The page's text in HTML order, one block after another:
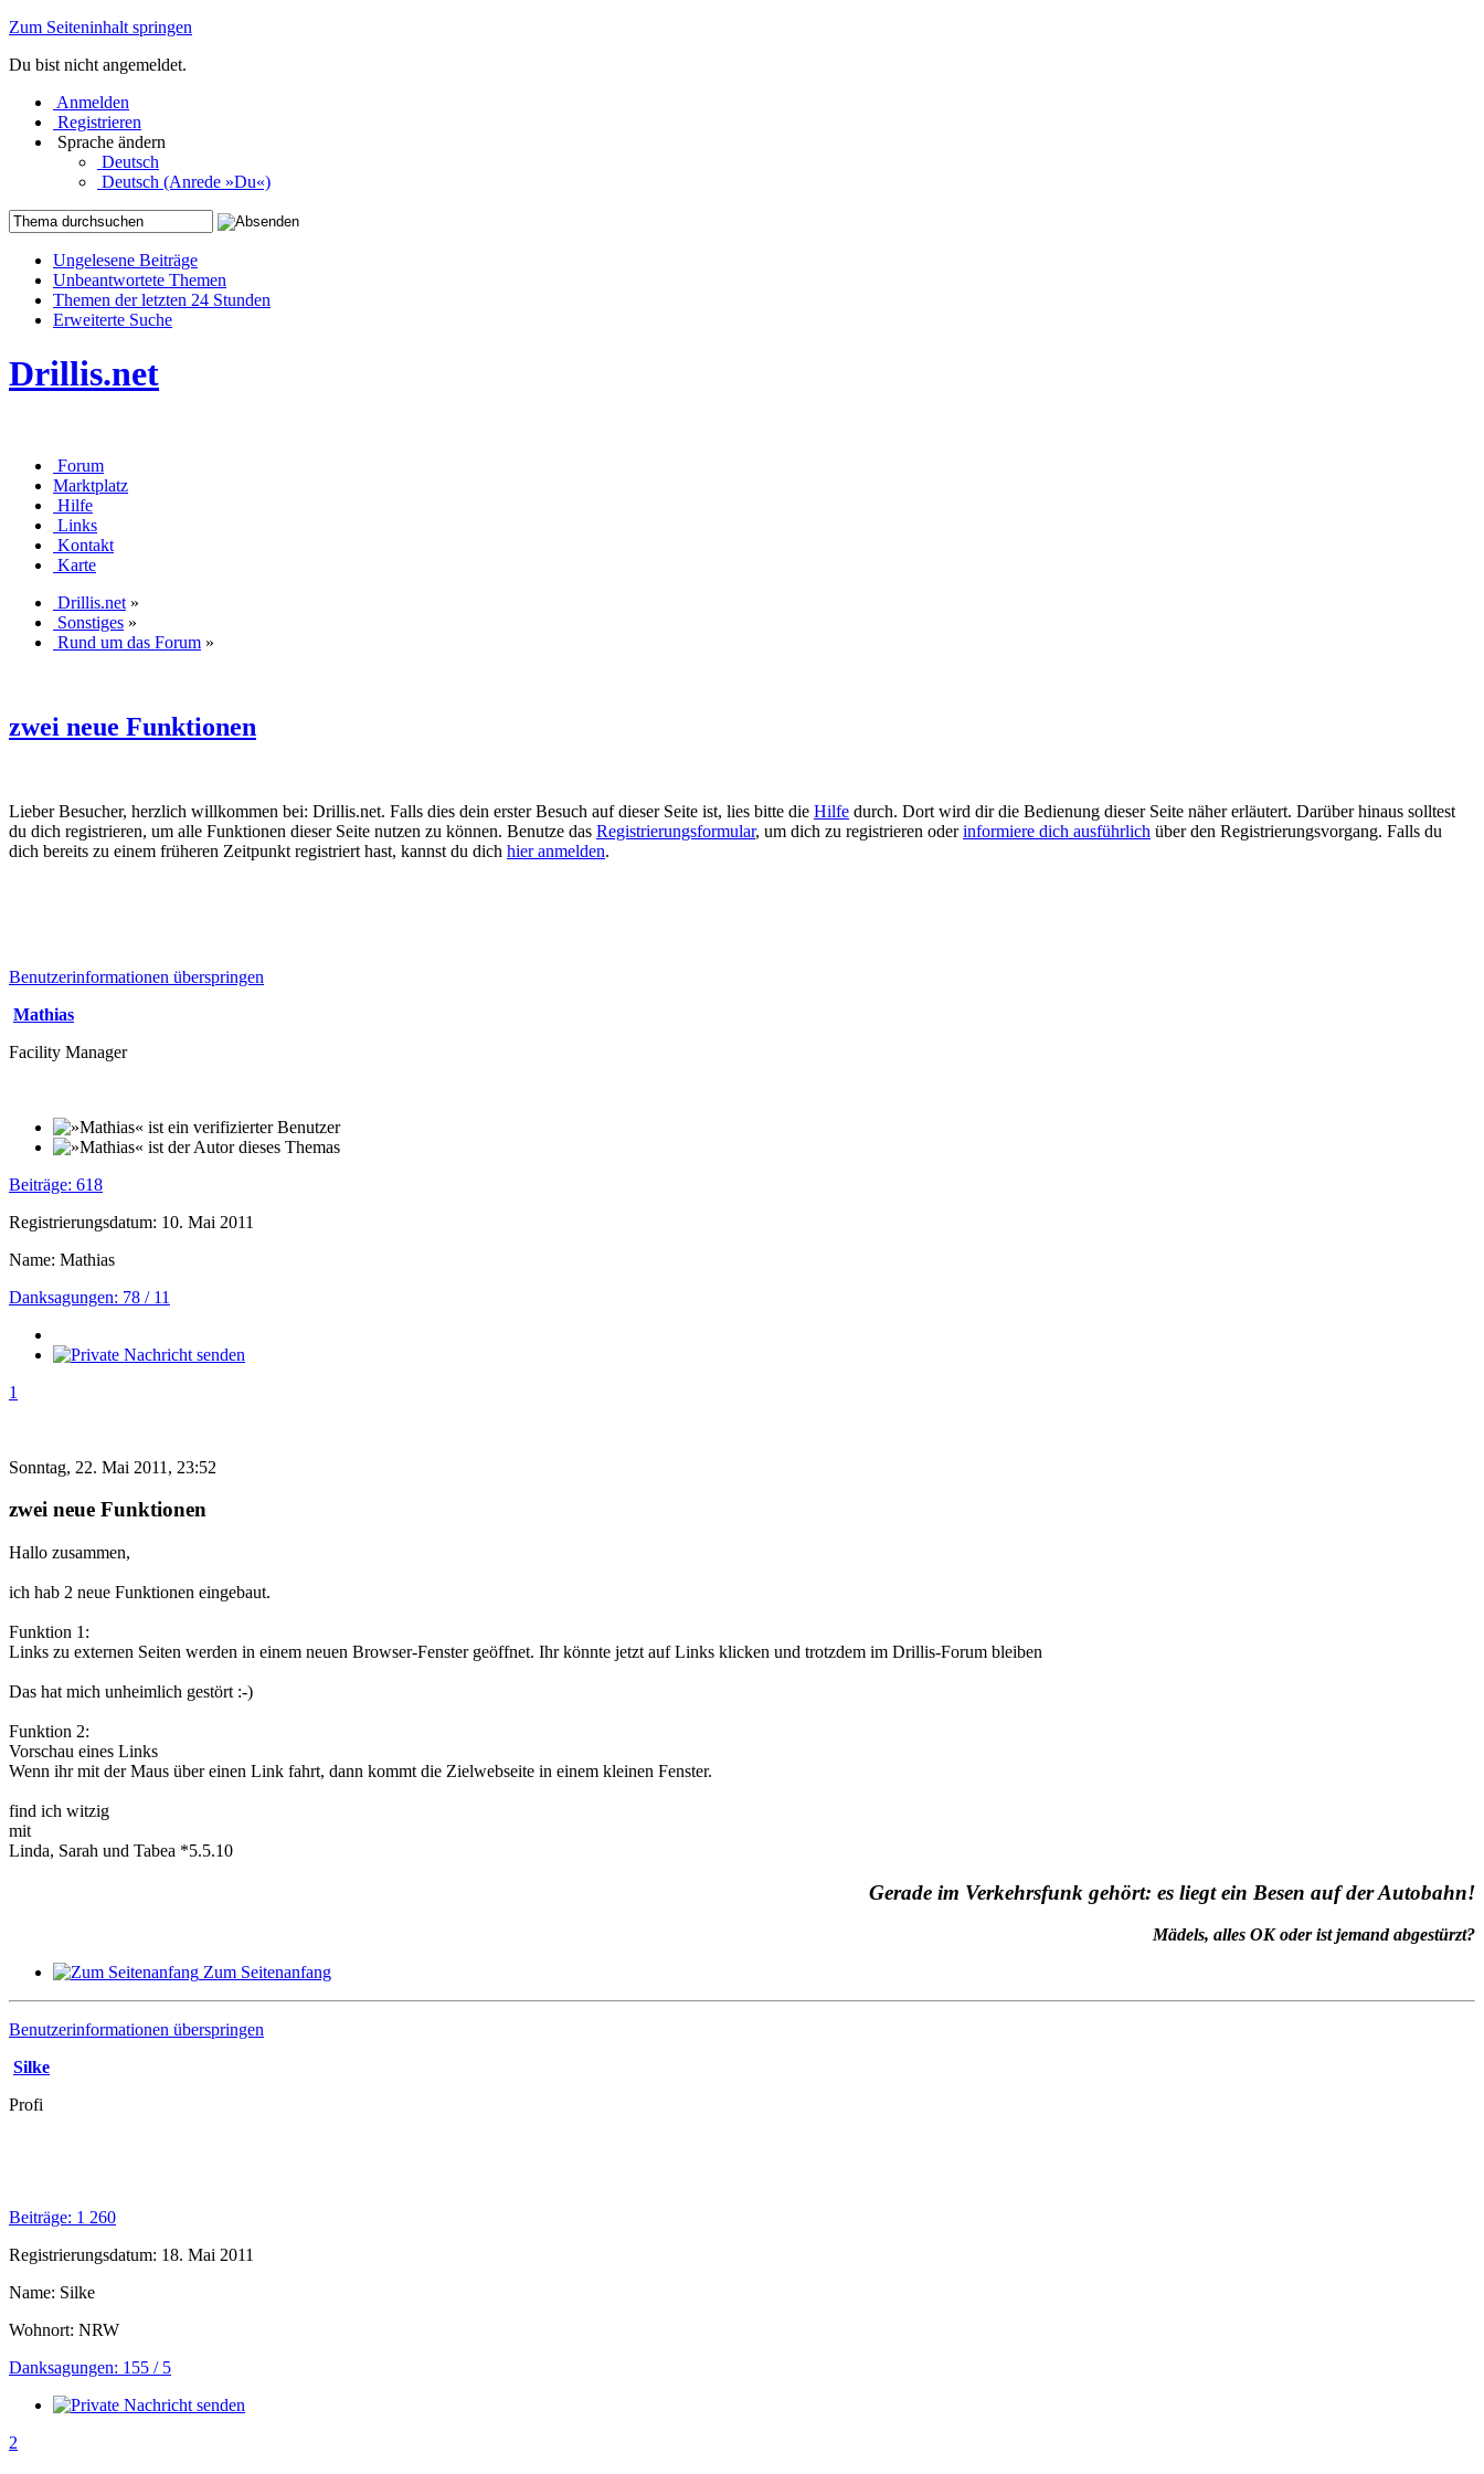
Zum Seiteninhalt springen
Du bist nicht angemeldet.
Anmelden
Registrieren
Sprache ändern
Deutsch
Deutsch (Anrede »Du«)
Ungelesene Beiträge
Unbeantwortete Themen
Themen der letzten 24 Stunden
Erweiterte Suche
Drillis.net
Forum
Marktplatz
Hilfe
Links
Kontakt
Karte
Drillis.net »
Sonstiges »
Rund um das Forum »
zwei neue Funktionen
Lieber Besucher, herzlich willkommen bei: Drillis.net. Falls dies dein erster Besuch auf dieser Seite ist, lies bitte die Hilfe durch. Dort wird dir die Bedienung dieser Seite näher erläutert. Darüber hinaus solltest
du dich registrieren, um alle Funktionen dieser Seite nutzen zu können. Benutze das Registrierungsformular, um dich zu registrieren oderinformiere dich ausführlich über den Registrierungsvorgang. Falls du
dich bereits zu einem früheren Zeitpunkt registriert hast, kannst du dich hier anmelden.
Benutzerinformationen überspringen
Mathias
Facility Manager
Beiträge: 618
Registrierungsdatum: 10. Mai 2011
Name: Mathias
Danksagungen: 78 / 11
1
Sonntag, 22. Mai 2011, 23:52
zwei neue Funktionen
Hallo zusammen,
ich hab 2 neue Funktionen eingebaut.
Funktion 1:
Links zu externen Seiten werden in einem neuen Browser-Fenster geöffnet. Ihr könnte jetzt auf Links klicken und trotzdem im Drillis-Forum bleiben
Das hat mich unheimlich gestört :-)
Funktion 2:
Vorschau eines Links
Wenn ihr mit der Maus über einen Link fahrt, dann kommt die Zielwebseite in einem kleinen Fenster.
find ich witzig
mit
Linda, Sarah und Tabea *5.5.10
Gerade im Verkehrsfunk gehört: es liegt ein Besen auf der Autobahn!
Mädels, alles OK oder ist jemand abgestürzt?
Zum Seitenanfang
Benutzerinformationen überspringen
Silke
Profi
Beiträge: 1 260
Registrierungsdatum: 18. Mai 2011
Name: Silke
Wohnort: NRW
Danksagungen: 155 / 5
2